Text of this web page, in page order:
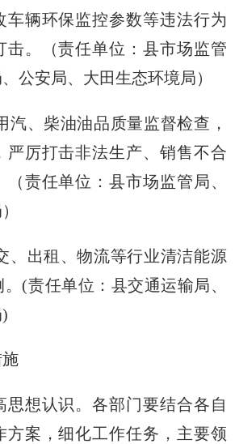
车辆环保监控参数等违法行为
击。（责任单位：县市场监管
公安局、大田生态环境局）
、柴油油品质量监督检查，
严厉打击非法生产、销售不合
责任单位：县市场监管局、
出租、物流等行业清洁能源
(责任单位：县交通运输局、
想认识。各部门要结合各自
方案，细化工作任务，主要领